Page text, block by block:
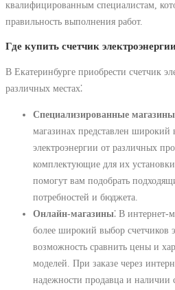
квалифицированным специалистам,
правильность выполнения работ.
Где купить счетчик
В Екатеринбурге приобрести счетчик
различных местах⁚
Специализированные магазины
магазинах представлен широкий
электроэнергии от различных
комплектующие для их
помогут вам подобрать
потребностей и бюджета.
Онлайн-магазины⁚ В интернет-
более широкий выбор счетчиков
возможность сравнить цены и
моделей. При заказе через
надежности продавца и наличии